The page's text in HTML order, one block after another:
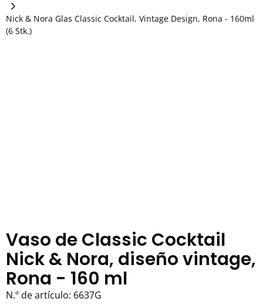
Nick & Nora Glas Classic Cocktail, Vintage Design, Rona - 160ml
(6 Stk.)
Vaso de Classic Cocktail
Nick & Nora, diseño vintage,
Rona - 160 ml
N.º de artículo: 6637G